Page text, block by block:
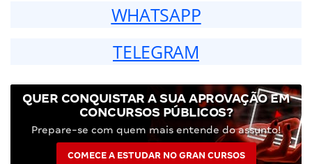
WHATSAPP
TELEGRAM
QUER CONQUISTAR A SUA APROVAÇÃO EM
CONCURSOS PÚBLICOS?
Prepare-se com quem mais entende do assunto!
COMECE A ESTUDAR NO GRAN CURSOS